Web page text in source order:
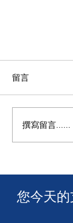
年度慈
2025 -
留言
撰寫留言......
您今天